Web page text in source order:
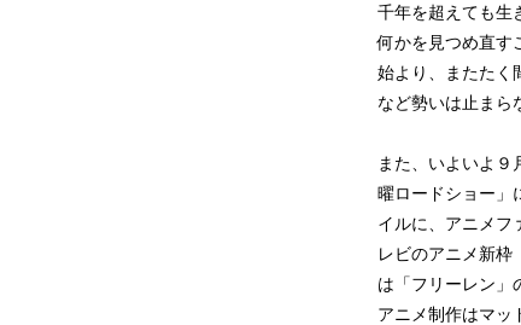
千年を超えても生
何かを見つめ直す
始より、またたく
など勢いは止まら
また、いよいよ
曜ロードショー」
イルに、アニメフ
レビのアニメ新枠
は「フリーレン」
アニメ制作はマッ